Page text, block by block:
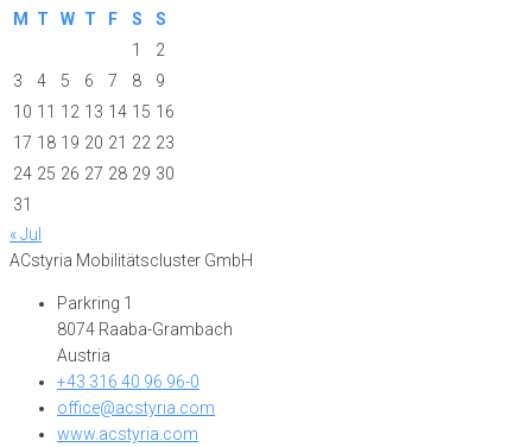
M
T W T F S
S
1
2
3
4 5 6 7 8
9
10 11 12 13 14 15 16
17 18 19 20 21 22 23
24 25 26 27 28 29 30
31
« Jul
ACstyria Mobilitätscluster GmbH
Parkring 1
8074 Raaba-Grambach
Austria
+43 316 40 96 96-0
office@acstyria.com
www.acstyria.com